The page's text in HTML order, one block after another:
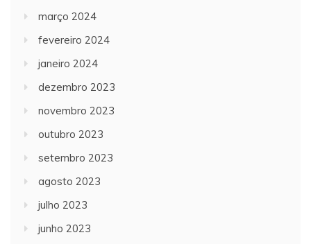
março 2024
fevereiro 2024
janeiro 2024
dezembro 2023
novembro 2023
outubro 2023
setembro 2023
agosto 2023
julho 2023
junho 2023